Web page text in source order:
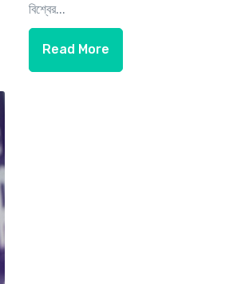
বিশ্বের...
Read More